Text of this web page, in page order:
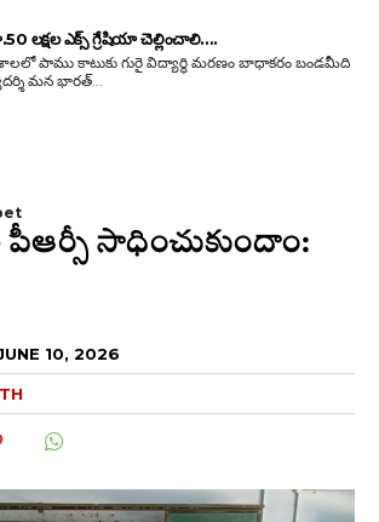
లక్షల ఎక్స్ గ్రేషియా చెల్లించాలి….
పాము కాటుకు గురై విద్యార్థి మరణం బాధాకరం బండమీది
బలరాం CITU జిల్లా కార్యదర్శి మన భారత్...